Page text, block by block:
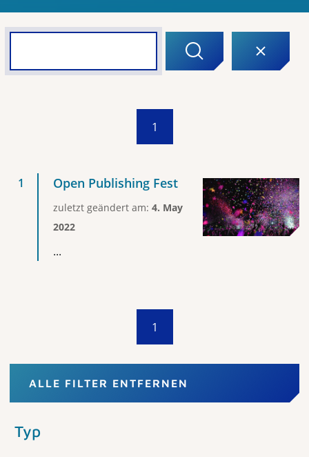
1
Open Publishing Fest
zuletzt geändert am: 4. May
2022
...
1
ALLE FILTER ENTFERNEN
Typ